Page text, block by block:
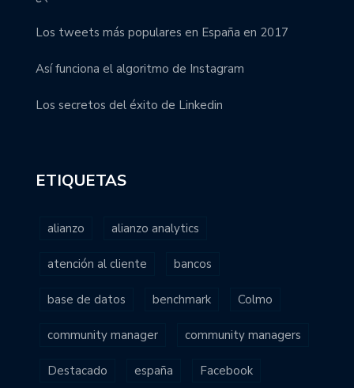
Los tweets más populares en España en 2017
Así funciona el algoritmo de Instagram
Los secretos del éxito de Linkedin
ETIQUETAS
alianzo alianzo analytics
atención al cliente bancos
base de datos benchmark Colmo
community manager community managers
Destacado españa Facebook